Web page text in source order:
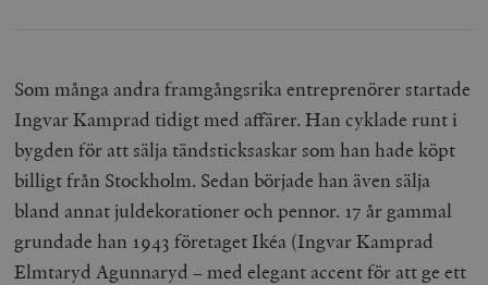
Som många andra framgångsrika entreprenörer startade
Ingvar Kamprad tidigt med affärer. Han cyklade runt i
bygden för att sälja tändsticksaskar som han hade köpt
billigt från Stockholm. Sedan började han även sälja
bland annat juldekorationer och pennor. 17 år gammal
grundade han 1943 företaget Ikéa (Ingvar Kamprad
Elmtaryd Agunnaryd – med elegant accent för att ge ett